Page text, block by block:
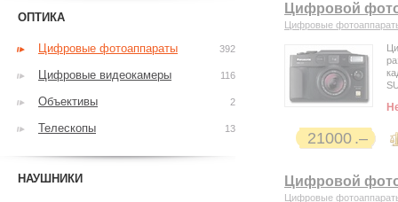
Цифровой
Цифровые
21000
Цифровой
Цифровые
ОПТИКА
Цифровые фотоаппараты 392
Цифровые видеокамеры 116
Объективы 2
Телескопы 13
НАУШНИКИ